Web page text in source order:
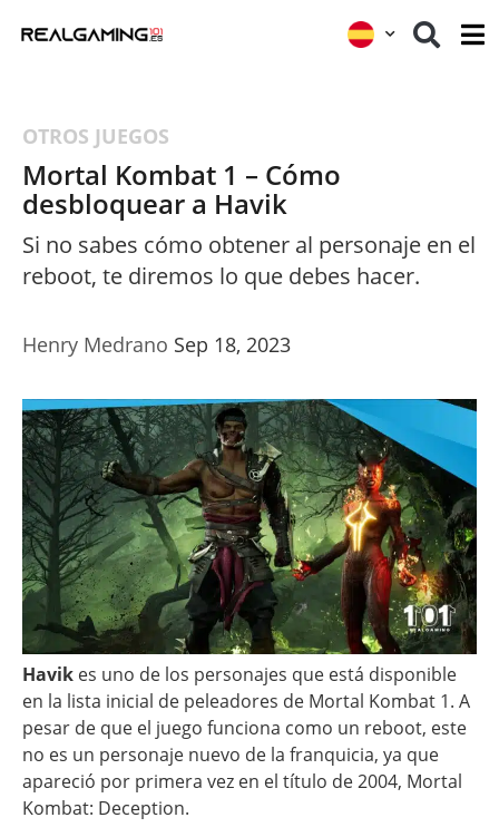
OTROS JUEGOS
Mortal Kombat 1 – Cómo
desbloquear a Havik
Si no sabes cómo obtener al personaje en el
reboot, te diremos lo que debes hacer.
Henry Medrano Sep 18, 2023
Havik es uno de los personajes que está disponible
en la lista inicial de peleadores de Mortal Kombat 1. A
pesar de que el juego funciona como un reboot, este
no es un personaje nuevo de la franquicia, ya que
apareció por primera vez en el título de 2004, Mortal
Kombat: Deception.